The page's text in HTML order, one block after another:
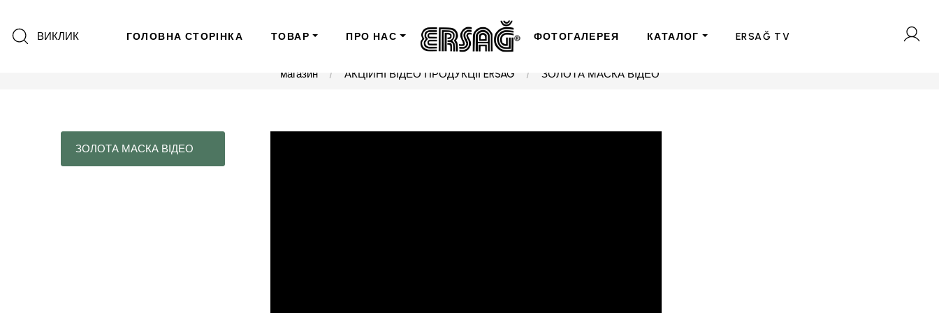
ВИКЛИК ГОЛОВНА СТОРІНКА ТОВАР ПРО НАС ФОТОГАЛЕРЕЯ КАТАЛОГ ERSAĞ TV
магазин АКЦІЙНІ ВІДЕО ПРОДУКЦІЇ ERSAG ЗОЛОТА МАСКА ВІДЕО
ЗОЛОТА МАСКА ВІДЕО